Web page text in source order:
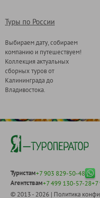
Туры по России
Выбираем дату, собираем
компанию и путешествуем!
Коллекция актуальных
сборных туров от
Калининграда до
Владивостока.
Туристам+7 903 829-50-48
Агентствам+7 499 130-57-28+7
© 2013 - 2026 | Политика